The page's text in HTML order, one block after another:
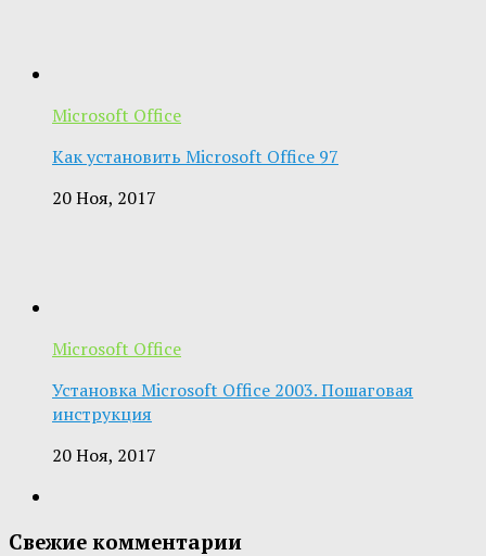
Microsoft Office
Как установить Microsoft Office 97
20 Ноя, 2017
Microsoft Office
Установка Microsoft Office 2003. Пошаговая
инструкция
20 Ноя, 2017
Свежие комментарии